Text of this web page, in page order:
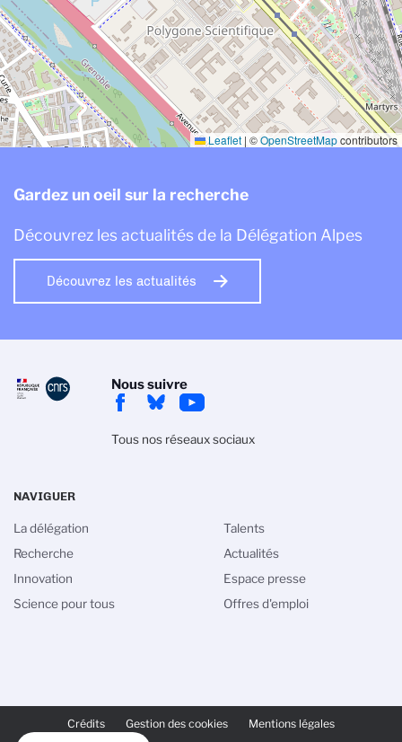
Leaflet | ©OpenStreetMapcontributors
Gardez un oeil sur la recherche
Découvrez les actualités de la Délégation Alpes
Découvrez les actualités
Nous suivre
Tous nos réseaux sociaux
PAGE
Crédits Gestion des cookies Mentions légales
NAVIGUER
La délégation
Recherche
Innovation
Science pour tous
Talents
Actualités
Espace presse
Offres d'emploi